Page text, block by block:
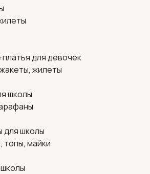
для девочек
жилеты
школы
для школы
топы, майки